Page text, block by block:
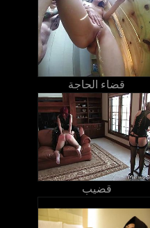
قضاء الحاجة
قضيب